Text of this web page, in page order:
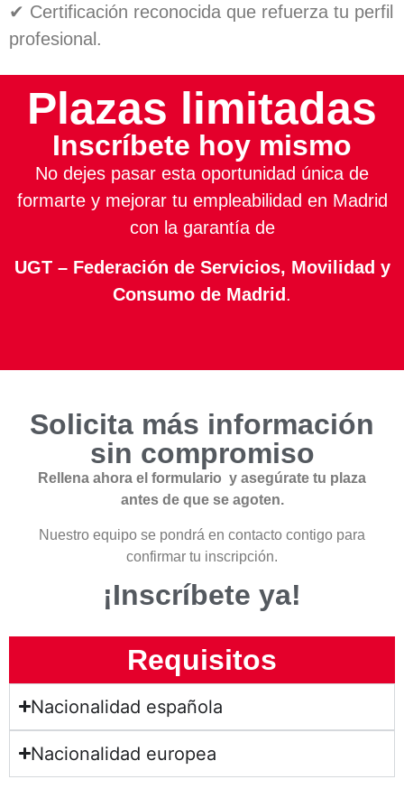
✔ Certificación reconocida que refuerza tu perfil
profesional.
Plazas limitadas
Inscríbete hoy mismo
No dejes pasar esta oportunidad única de
formarte y mejorar tu empleabilidad en Madrid
con la garantía de
UGT – Federación de Servicios, Movilidad y
Consumo de Madrid.
Solicita más información
sin compromiso
Rellena ahora el formulario y asegúrate tu plaza
antes de que se agoten.
Nuestro equipo se pondrá en contacto contigo para
confirmar tu inscripción.
¡Inscríbete ya!
Requisitos
Nacionalidad española
Nacionalidad europea